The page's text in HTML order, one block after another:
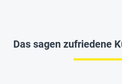
Das sagen zufriedene